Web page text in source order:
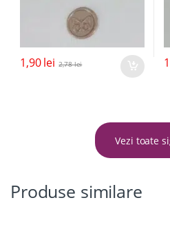
1,90lei 2,78lei
Vezi toate
Produse similare